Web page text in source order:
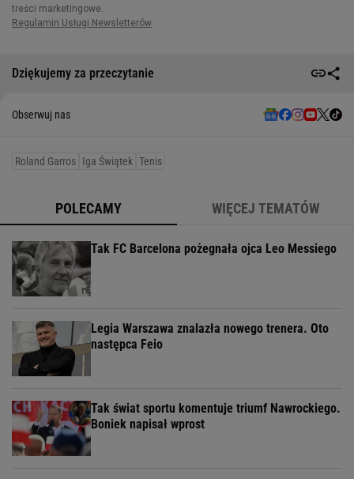
Dziękujemy za przeczytanie
Obserwuj nas
Roland Garros Iga Świątek Tenis
POLECAMY WIĘCEJ TEMATÓW
Tak FC Barcelona pożegnała ojca Leo Messiego
Legia Warszawa znalazła nowego trenera. Oto
następca Feio
Tak świat sportu komentuje triumf Nawrockiego.
Boniek napisał wprost